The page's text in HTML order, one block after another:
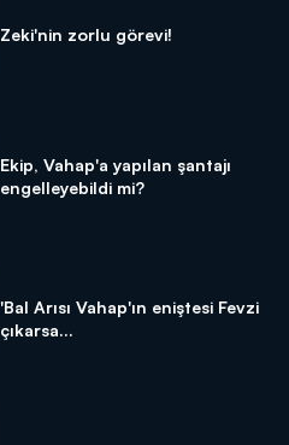
Zeki'nin zorlu görevi!
Ekip, Vahap'a yapılan şantajı
engelleyebildi mi?
'Bal Arısı Vahap'ın eniştesi Fevzi
çıkarsa...